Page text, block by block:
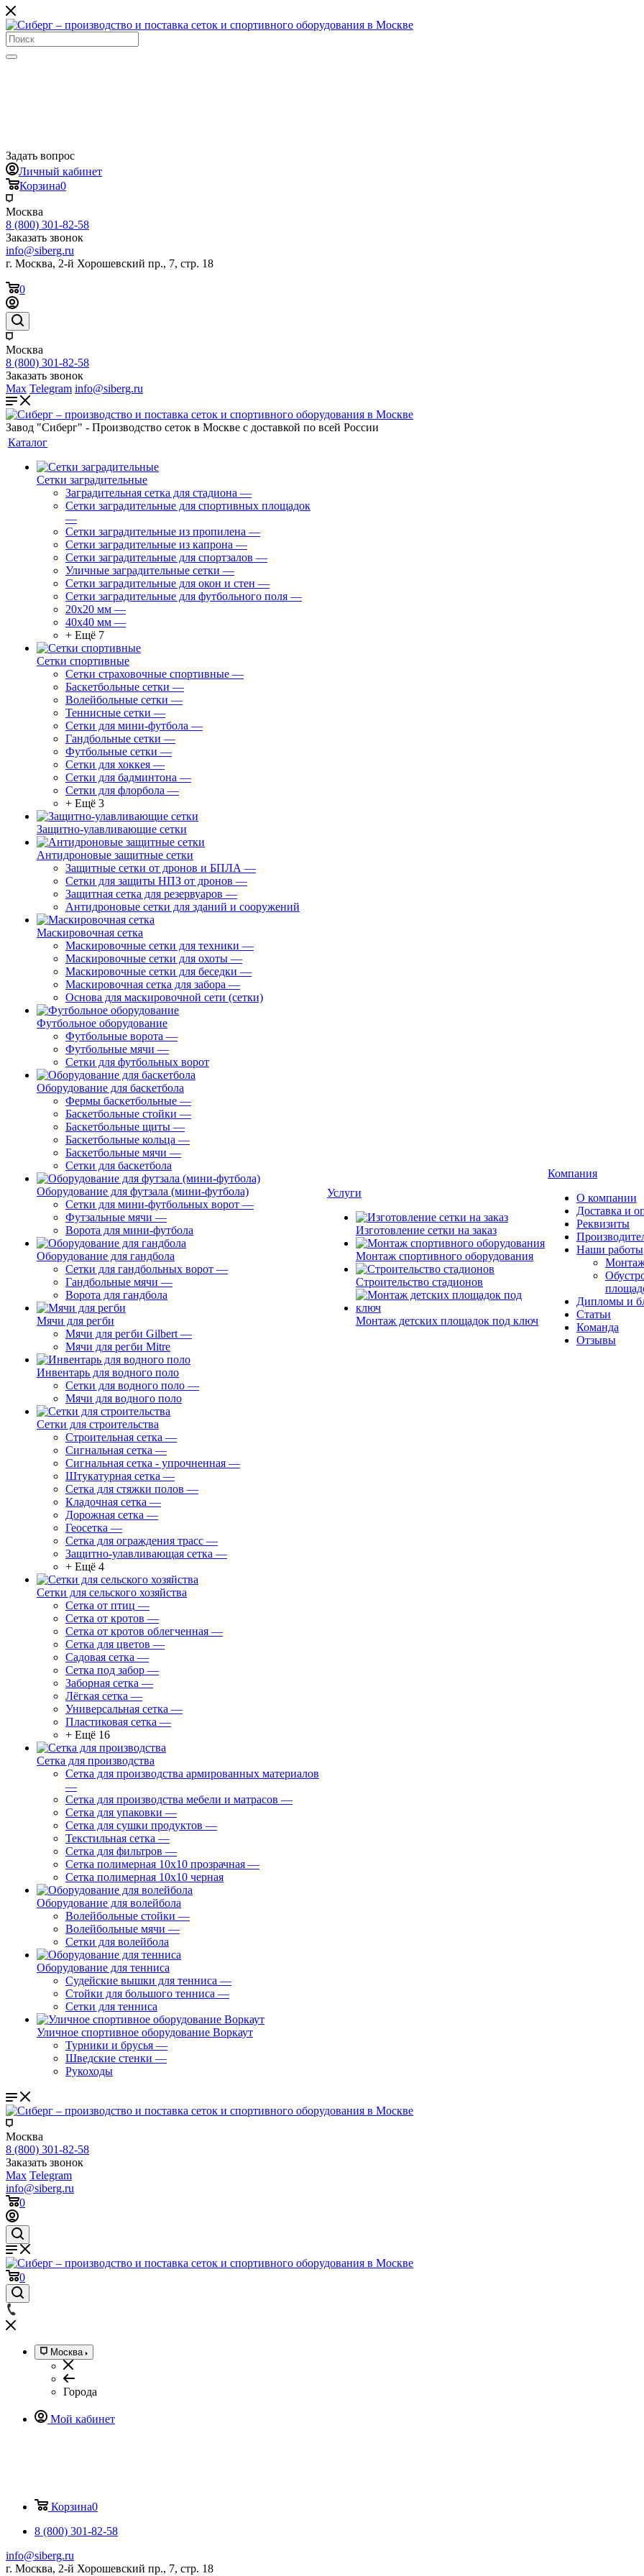
Задать вопрос
Личный кабинет
Корзина0
Москва
8 (800) 301-82-58
Заказать звонок
info@siberg.ru
г. Москва, 2-й Хорошевский пр., 7, стр. 18
0
Москва
8 (800) 301-82-58
Заказать звонок
Max Telegram info@siberg.ru
Завод "Сиберг" - Производство сеток в Москве с доставкой по всей России
Каталог
Сетки заградительные
Заградительная сетка для стадиона —
Сетки заградительные для спортивных площадок
—
Сетки заградительные из пропилена —
Сетки заградительные из капрона —
Сетки заградительные для спортзалов —
Уличные заградительные сетки —
Сетки заградительные для окон и стен —
Сетки заградительные для футбольного поля —
20х20 мм —
40х40 мм —
+ Ещё 7
Сетки спортивные
Сетки страховочные спортивные —
Баскетбольные сетки —
Волейбольные сетки —
Теннисные сетки —
Сетки для мини-футбола —
Гандбольные сетки —
Футбольные сетки —
Сетки для хоккея —
Сетки для бадминтона —
Сетки для флорбола —
+ Ещё 3
Защитно-улавливающие сетки
Антидроновые защитные сетки
Защитные сетки от дронов и БПЛА —
Сетки для защиты НПЗ от дронов —
Защитная сетка для резервуаров —
Антидроновые сетки для зданий и сооружений
Маскировочная сетка
Маскировочные сетки для техники —
Маскировочные сетки для охоты —
Маскировочные сетки для беседки —
Маскировочная сетка для забора —
Основа для маскировочной сети (сетки)
Футбольное оборудование
Футбольные ворота —
Футбольные мячи —
Сетки для футбольных ворот
Оборудование для баскетбола
Фермы баскетбольные —
Баскетбольные стойки —
Баскетбольные щиты —
Баскетбольные кольца —
Баскетбольные мячи —
Сетки для баскетбола
Оборудование для футзала (мини-футбола)
Сетки для мини-футбольных ворот —
Футзальные мячи —
Ворота для мини-футбола
Оборудование для гандбола
Сетки для гандбольных ворот —
Гандбольные мячи —
Ворота для гандбола
Мячи для регби
Мячи для регби Gilbert —
Мячи для регби Mitre
Инвентарь для водного поло
Сетки для водного поло —
Мячи для водного поло
Сетки для строительства
Строительная сетка —
Сигнальная сетка —
Сигнальная сетка - упрочненная —
Штукатурная сетка —
Сетка для стяжки полов —
Кладочная сетка —
Дорожная сетка —
Геосетка —
Сетка для ограждения трасс —
Защитно-улавливающая сетка —
+ Ещё 4
Сетки для сельского хозяйства
Сетка от птиц —
Сетка от кротов —
Сетка от кротов облегченная —
Сетка для цветов —
Садовая сетка —
Сетка под забор —
Заборная сетка —
Лёгкая сетка —
Универсальная сетка —
Пластиковая сетка —
+ Ещё 16
Сетка для производства
Сетка для производства армированных материалов
—
Сетка для производства мебели и матрасов —
Сетка для упаковки —
Сетка для сушки продуктов —
Текстильная сетка —
Сетка для фильтров —
Сетка полимерная 10х10 прозрачная —
Сетка полимерная 10х10 черная
Оборудование для волейбола
Волейбольные стойки —
Волейбольные мячи —
Сетки для волейбола
Оборудование для тенниса
Судейские вышки для тенниса —
Стойки для большого тенниса —
Сетки для тенниса
Уличное спортивное оборудование Воркаут
Турники и брусья —
Шведские стенки —
Рукоходы
Услуги
Изготовление сетки на заказ
Монтаж спортивного оборудования
Строительство стадионов
Монтаж детских площадок под ключ
Компания
О компании
Доставка и
Реквизиты
Наши работы
Дипломы и
Статьи
Команда
Отзывы
Москва
8 (800) 301-82-58
Заказать звонок
Max Telegram
info@siberg.ru
0
0
Москва
Города
Мой кабинет
Корзина0
8 (800) 301-82-58
info@siberg.ru
г. Москва, 2-й Хорошевский пр., 7, стр. 18